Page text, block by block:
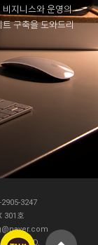
지니스와 운영의
구축을 도와드리
2905-3247
301호